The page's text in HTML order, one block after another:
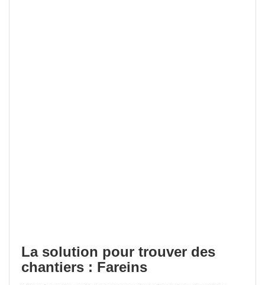
La solution pour trouver des
chantiers : Fareins